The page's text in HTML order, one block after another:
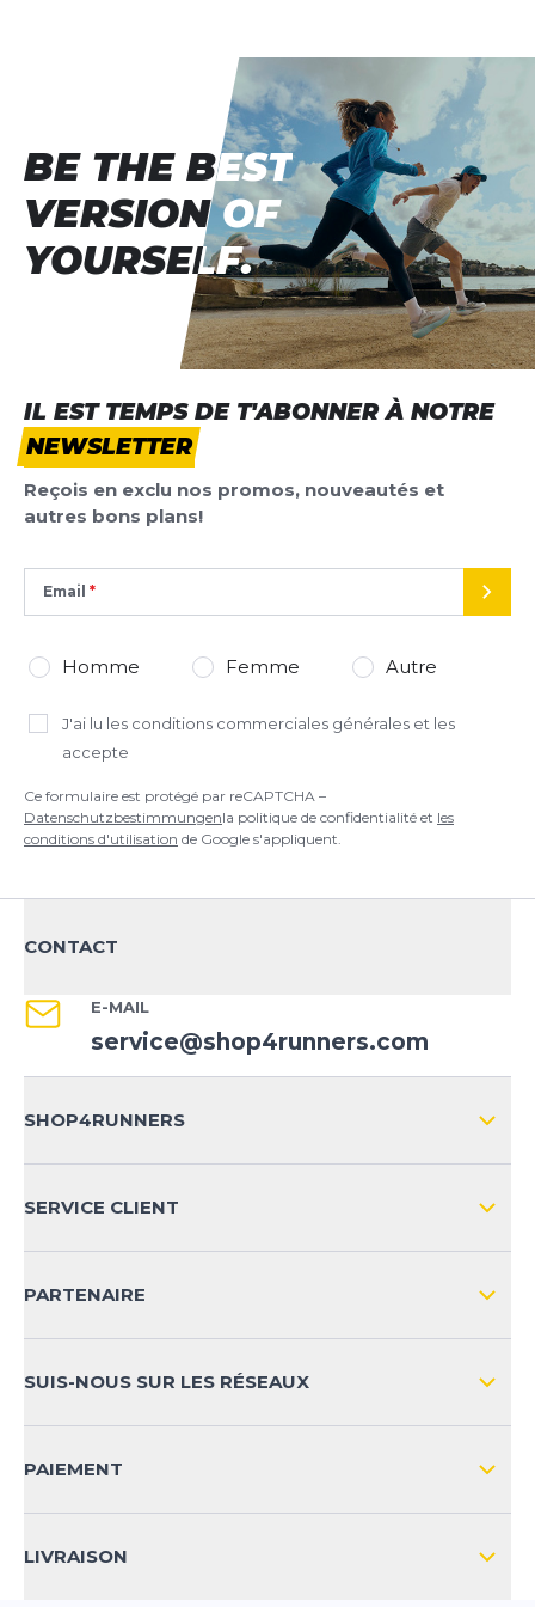
Titre de votre avis
Titre de votre avis
Votre avis detaillé
Votre avis detaillé
AJOUTER UN AVIS
Ce formulaire est protégé par reCAPTCHA –
Datenschutzbestimmungen
IL EST TEMPS DE T'ABONNER À NOTRE
NEWSLETTER
Reçois en exclu nos promos, nouveautés et
autres bons plans!
Email
Homme Femme Autre
J'ai lu les conditions commerciales générales et les
accepte
Ce formulaire est protégé par reCAPTCHA –
Datenschutzbestimmungenla politique de confidentialité et les
conditions d'utilisation de Google s'appliquent.
BE THE BEST
VERSION OF
YOURSELF.
BE THE BEST
VERSION OF
YOURSELF.
CONTACT
E-MAIL
service@shop4runners.com
SHOP4RUNNERS
SERVICE CLIENT
CONTACT
SÉCURITÉ DES PRODUITS
PARTENAIRE
SUIS-NOUS SUR LES RÉSEAUX
PAIEMENT
LIVRAISON